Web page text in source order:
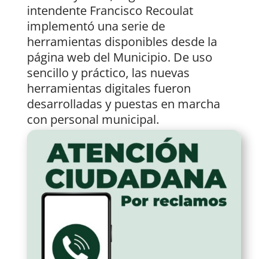
intendente Francisco Recoulat
implementó una serie de
herramientas disponibles desde la
página web del Municipio. De uso
sencillo y práctico, las nuevas
herramientas digitales fueron
desarrolladas y puestas en marcha
con personal municipal.